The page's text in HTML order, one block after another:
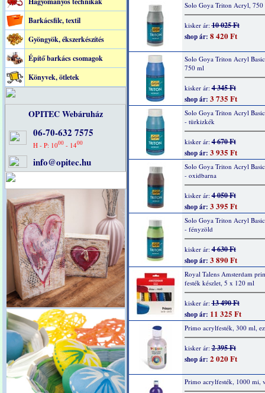
Barkácsfilc, textil
Gyöngyök, ékszerkészítés
Építő barkács csomagok
Könyvek, ötletek
OPITEC Webáruház
06-70-632 7575
H - P: 1000 - 1400
info@opitec.hu
Solo Goya Triton Acryl, 750
kisker ár:10 025 Ft
shop ár: 8 420 Ft
Solo Goya Triton Acryl
750 ml
kisker ár:4 345 Ft
shop ár: 3 735 Ft
Solo Goya Triton Acryl
- türkizkék
kisker ár:4 670 Ft
shop ár: 3 935 Ft
Solo Goya Triton Acryl
- oxidbarna
kisker ár:4 050 Ft
shop ár: 3 395 Ft
Solo Goya Triton Acryl
- fényzöld
kisker ár:4 630 Ft
shop ár: 3 890 Ft
Royal Talens Amsterdam
festék készlet, 5 x 120 ml
kisker ár:13 490 Ft
shop ár: 11 325 Ft
Primo acrylfesték, 300 ml,
kisker ár:2 395 Ft
shop ár: 2 020 Ft
Primo acrylfesték, 1000 mi,